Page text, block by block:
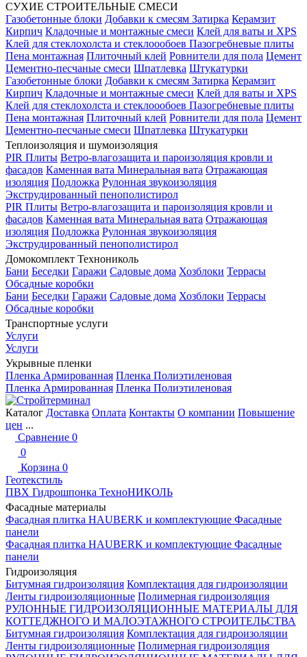
СУХИЕ СТРОИТЕЛЬНЫЕ СМЕСИ
Газобетонные блоки Добавки к смесям Затирка Керамзит
Кирпич Кладочные и монтажные смеси Клей для ваты и XPS
Клей для стеклохолста и стеклоообоев Пазогребневые плиты
Пена монтажная Плиточный клей Ровнители для пола Цемент
Цементно-песчаные смеси Шпатлевка Штукатурки
Газобетонные блоки Добавки к смесям Затирка Керамзит
Кирпич Кладочные и монтажные смеси Клей для ваты и XPS
Клей для стеклохолста и стеклоообоев Пазогребневые плиты
Пена монтажная Плиточный клей Ровнители для пола Цемент
Цементно-песчаные смеси Шпатлевка Штукатурки
Теплоизоляция и шумоизоляция
PIR Плиты Ветро-влагозащита и пароизоляция кровли и
фасадов Каменная вата Минеральная вата Отражающая
изоляция Подложка Рулонная звукоизоляция
Экструдированный пенополистирол
PIR Плиты Ветро-влагозащита и пароизоляция кровли и
фасадов Каменная вата Минеральная вата Отражающая
изоляция Подложка Рулонная звукоизоляция
Экструдированный пенополистирол
Домокомплект Технониколь
Бани Беседки Гаражи Садовые дома Хозблоки Террасы
Обсадные коробки
Бани Беседки Гаражи Садовые дома Хозблоки Террасы
Обсадные коробки
Транспортные услуги
Услуги
Услуги
Укрывные пленки
Пленка Армированная Пленка Полиэтиленовая
Пленка Армированная Пленка Полиэтиленовая
Каталог Доставка Оплата Контакты О компании Повышение
цен ...
Сравнение 0
0
Корзина 0
Геотекстиль
ПВХ Гидрошпонка ТехноНИКОЛЬ
Фасадные материалы
Фасадная плитка HAUBERK и комплектующие Фасадные
панели
Фасадная плитка HAUBERK и комплектующие Фасадные
панели
Гидроизоляция
Битумная гидроизоляция Комплектация для гидроизоляции
Ленты гидроизоляционные Полимерная гидроизоляция
РУЛОННЫЕ ГИДРОИЗОЛЯЦИОННЫЕ МАТЕРИАЛЫ ДЛЯ
КОТТЕДЖНОГО И МАЛОЭТАЖНОГО СТРОИТЕЛЬСТВА
Битумная гидроизоляция Комплектация для гидроизоляции
Ленты гидроизоляционные Полимерная гидроизоляция